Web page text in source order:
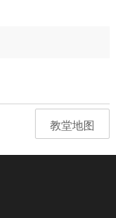
教堂地图